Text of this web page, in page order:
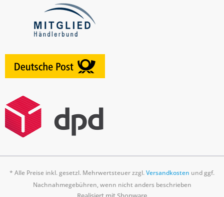
* Alle Preise inkl. gesetzl. Mehrwertsteuer zzgl.Versandkosten und ggf.
Nachnahmegebühren, wenn nicht anders beschrieben